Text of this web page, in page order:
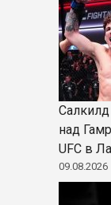
над
UFC в
09.08.2026